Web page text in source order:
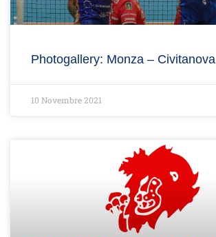
Photogallery: Monza – Civitanova
10 Novembre 2021